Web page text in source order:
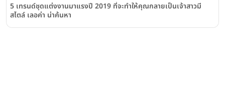
5 เทรนด์ชุดแต่งงานมาแรงปี 2019 ที่จะทำให้คุณกลายเป็นเจ้าสาวมี
สไตล์ เลอค่า น่าค้นหา